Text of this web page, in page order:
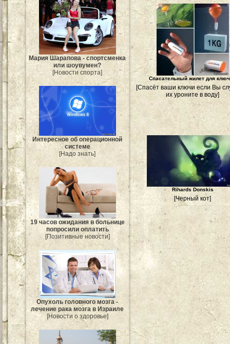
Мария Шарапова - спортсменка
или шоувумен?
[Новости спорта]
Интересное об операционной
системе
[Надо знать]
19 часов ожидания в больнице
попросили оплатить
[Позитивные новости]
Опухоль головного мозга -
лечение рака мозга в Израиле
[Новости о здоровье]
Спасательный жилет для
[Спасёт ваши ключи если Вы
их уроните в воду]
Rihards Donskis
[Черный кот]